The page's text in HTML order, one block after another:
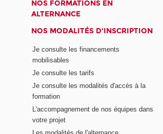
NOS FORMATIONS EN
ALTERNANCE
NOS MODALITÉS D'INSCRIPTION
Je consulte les financements
mobilisables
Je consulte les tarifs
Je consulte les modalités d'accès à la
formation
L'accompagnement de nos équipes dans
votre projet
Les modalités de l'alternance